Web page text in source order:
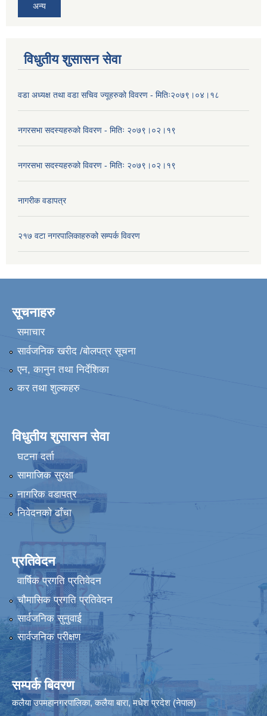
अन्य
विधुतीय शुसासन सेवा
वडा अध्यक्ष तथा वडा सचिव ज्यूहरुको विवरण - मितिः२०७९।०४।१८
नगरसभा सदस्यहरुको विवरण - मितिः २०७९।०२।१९
नगरसभा सदस्यहरुको विवरण - मितिः २०७९।०२।१९
नागरीक वडापत्र
२१७ वटा नगरपालिकाहरुको सम्पर्क विवरण
सूचनाहरु
समाचार
सार्वजनिक खरीद /बोलपत्र सूचना
एन, कानुन तथा निर्देशिका
कर तथा शुल्कहरु
विधुतीय शुसासन सेवा
घटना दर्ता
सामाजिक सुरक्षा
नागरिक वडापत्र
निवेदनको ढाँचा
प्रतिवेदन
वार्षिक प्रगति प्रतिवेदन
चौमासिक प्रगति प्रतिवेदन
सार्वजनिक सुनुवाई
सार्वजनिक परीक्षण
सम्पर्क बिवरण
कलैया उपमहानगरपालिका, कलैया बारा, मधेश प्रदेश (नेपाल)